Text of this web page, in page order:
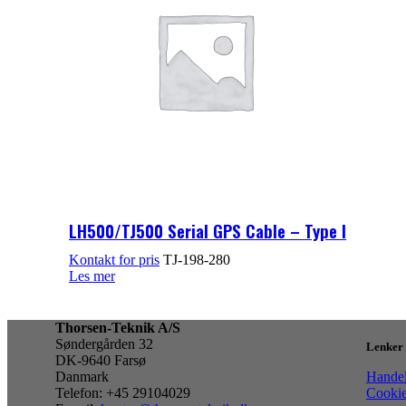
LH500/TJ500 Serial GPS Cable – Type I
TJ-198-280
Les mer
Thorsen-Teknik A/S
Søndergården 32
DK-9640 Farsø
Danmark
Telefon: +45 29104029
Lenker